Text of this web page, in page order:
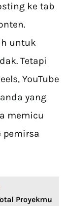
ke tab
untuk
Tetapi
YouTube
yang
memicu
pemirsa
Proyekmu